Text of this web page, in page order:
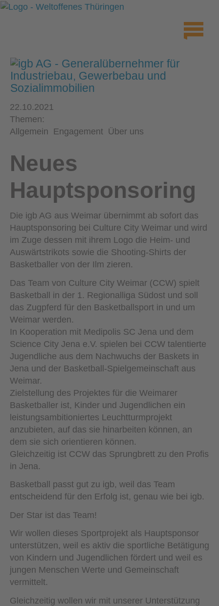
22.10.2021
Themen:
Allgemein
Engagement Über uns
Neues
Hauptsponsoring
Die igb AG aus Weimar übernimmt ab sofort das
Hauptsponsoring bei Culture City Weimar und wird
im Zuge dessen mit ihrem Logo die Heim- und
Auswärtstrikots sowie die Shooting-Shirts der
Basketballer von der Ilm zieren.
Das Team von Culture City Weimar (CCW) spielt
Basketball in der 1. Regionalliga Südost und soll
das Zugpferd für den Basketballsport in und um
Weimar werden.
In Kooperation mit Medipolis SC Jena und dem
Science City Jena e.V. spielen bei CCW talentierte
Jugendliche aus dem Nachwuchs der Baskets in
Jena und der Basketball-Spielgemeinschaft aus
Weimar.
Zielstellung des Projektes für die Weimarer
Basketballer ist, Kinder und Jugendlichen ein
leistungsambitioniertes Leuchtturmprojekt
anzubieten, auf das sie hinarbeiten können, an
dem sie sich orientieren können.
Gleichzeitig ist CCW das Sprungbrett zu den Profis
in Jena.
Basketball passt gut zu igb, weil das Team
entscheidend für den Erfolg ist, genau wie bei igb.
Der Star ist das Team!
Wir wollen dieses Sportprojekt als Hauptsponsor
unterstützen, weil es aktiv die sportliche Betätigung
von Kindern und Jugendlichen fördert und weil es
jungen Menschen Werte und Gemeinschaft
vermittelt.
Gleichzeitig wollen wir mit unserer Unterstützung